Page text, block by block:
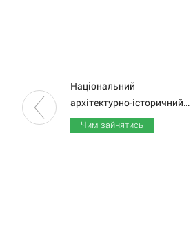
Національний
архітектурно-історичний заповідник "Чернігів стародавній"
Чим зайнятись